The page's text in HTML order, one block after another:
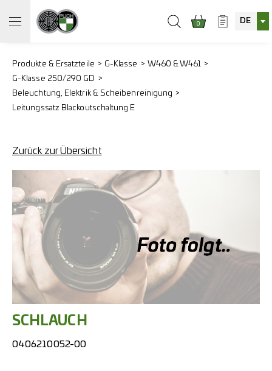
0 DE
Produkte & Ersatzteile G-Klasse
W460 & W461
G-Klasse 250/290 GD
Beleuchtung, Elektrik & Scheibenreinigung
Leitungssatz Blackoutschaltung E
Zurück zur Übersicht
SCHLAUCH
0406210052-00